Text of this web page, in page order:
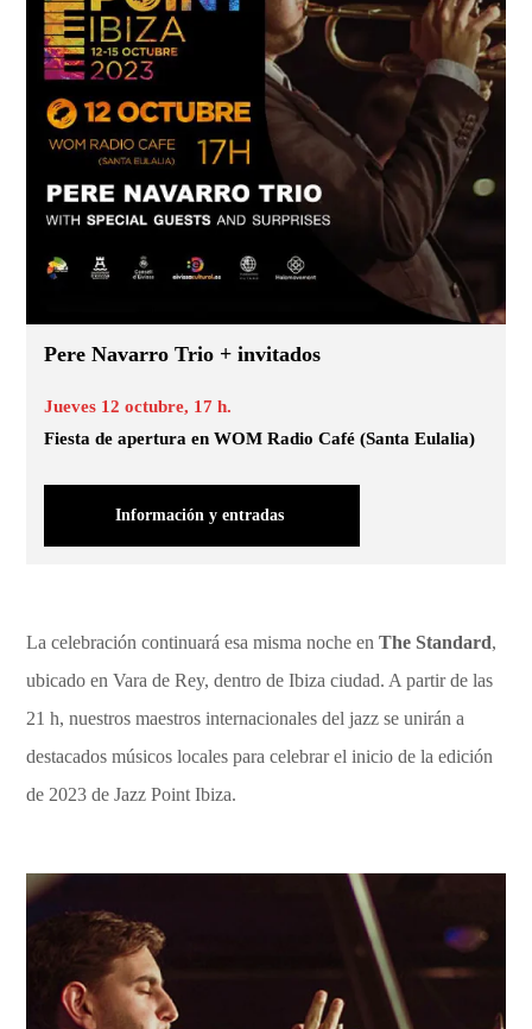
Pere Navarro Trio + invitados
Jueves 12 octubre, 17 h.
Fiesta de apertura en WOM Radio Café (Santa Eulalia)
Información y entradas
La celebración continuará esa misma noche enThe Standard,
ubicado en Vara de Rey, dentro de Ibiza ciudad. A partir de las
21 h, nuestros maestros internacionales del jazz se unirán a
destacados músicos locales para celebrar el inicio de la edición
de 2023 de Jazz Point Ibiza.